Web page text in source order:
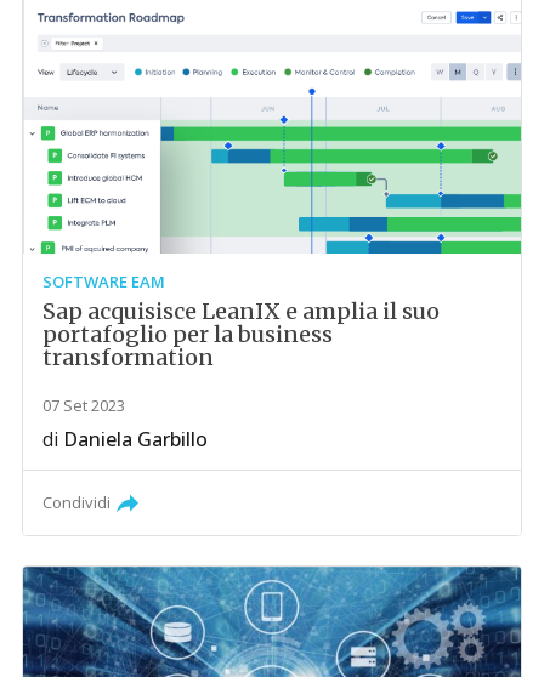
SOFTWARE EAM
Sap acquisisce LeanIX e amplia il suo
portafoglio per la business
transformation
07 Set 2023
di Daniela Garbillo
Condividi